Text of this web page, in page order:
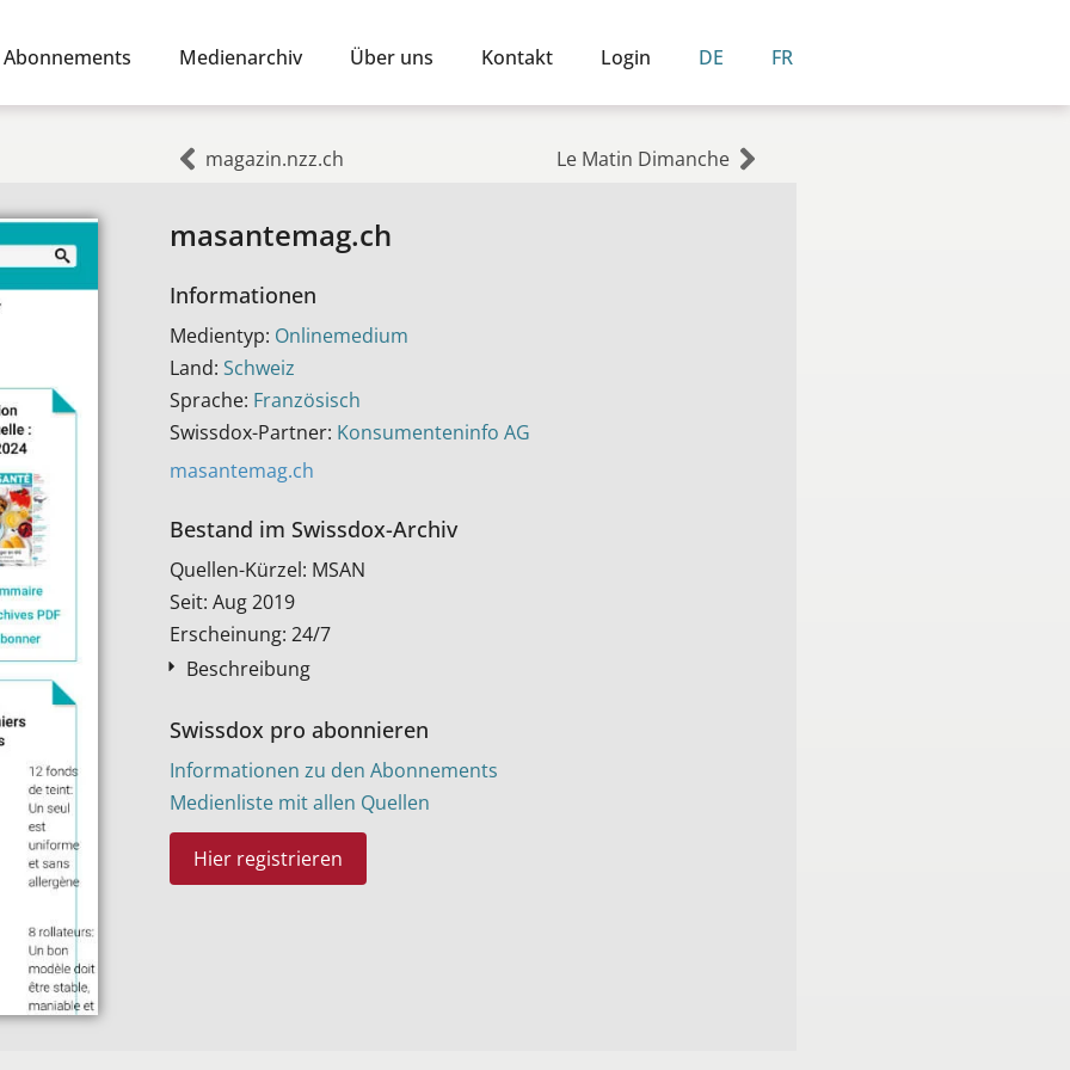
Abonnements Medienarchiv Über uns Kontakt Login DE FR
magazin.nzz.ch Le Matin Dimanche
masantemag.ch
Informationen
Medientyp: Onlinemedium
Land: Schweiz
Sprache: Französisch
Swissdox-Partner: Konsumenteninfo AG
masantemag.ch
Bestand im Swissdox-Archiv​
Quellen-Kürzel: MSAN
Seit: Aug 2019
Erscheinung: 24/7
Beschreibung
Swissdox pro abonnieren
Informationen zu den Abonnements
Medienliste mit allen Quellen
Hier registrieren